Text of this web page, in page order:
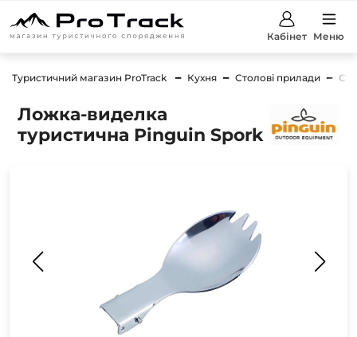
Кабінет Меню
Туристичний магазин ProTrack Кухня Столові прилади
Ложка-виделка
туристична Pinguin Spork